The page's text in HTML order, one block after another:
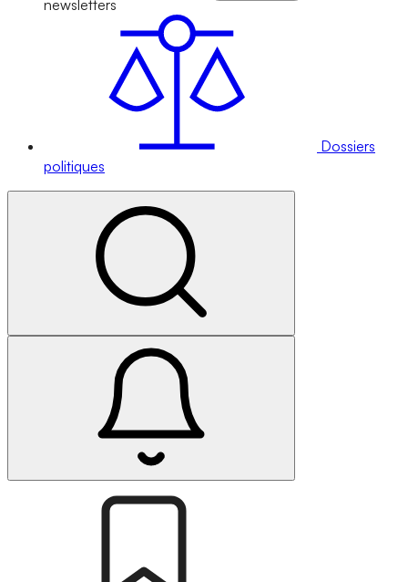
newsletters
Dossiers
politiques